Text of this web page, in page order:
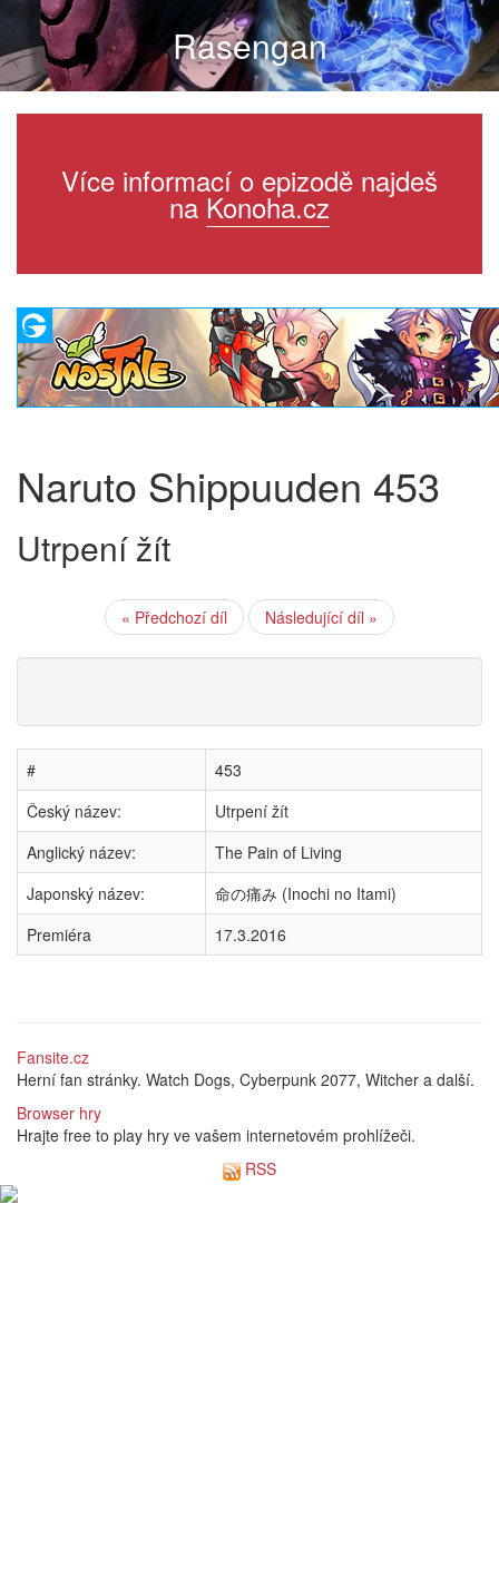
Rasengan
Více informací o epizodě najdeš
na Konoha.cz
Naruto Shippuuden 453
Utrpení žít
« Předchozí díl Následující díl »
#
453
Český název:
Utrpení žít
Anglický název:
The Pain of Living
Japonský název:
命の痛み (Inochi no Itami)
Premiéra
17.3.2016
Fansite.cz
Herní fan stránky. Watch Dogs, Cyberpunk 2077, Witcher a další.
Browser hry
Hrajte free to play hry ve vašem internetovém prohlížeči.
RSS